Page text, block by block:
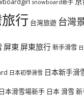
snowboard新手
行 台灣旅遊 台灣
屏東 屏東旅行新手滑雪
日本初學滑雪 日本新手滑
日本滑雪場新手 日本 滑雪